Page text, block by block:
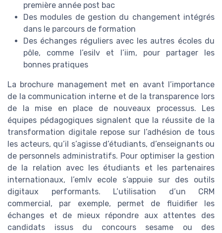
première année post bac
Des modules de gestion du changement intégrés
dans le parcours de formation
Des échanges réguliers avec les autres écoles du
pôle, comme l’esilv et l’iim, pour partager les
bonnes pratiques
La brochure management met en avant l’importance
de la communication interne et de la transparence lors
de la mise en place de nouveaux processus. Les
équipes pédagogiques signalent que la réussite de la
transformation digitale repose sur l’adhésion de tous
les acteurs, qu’il s’agisse d’étudiants, d’enseignants ou
de personnels administratifs. Pour optimiser la gestion
de la relation avec les étudiants et les partenaires
internationaux, l’emlv ecole s’appuie sur des outils
digitaux performants. L’utilisation d’un CRM
commercial, par exemple, permet de fluidifier les
échanges et de mieux répondre aux attentes des
candidats issus du concours sesame ou des